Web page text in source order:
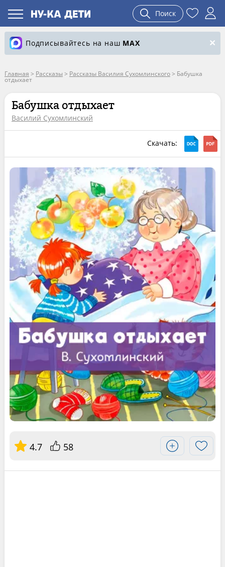
Поиск
Подписывайтесь на наш MAX
Главная > Рассказы > Рассказы Василия Сухомлинского> Бабушка
отдыхает
Бабушка отдыхает
Василий Сухомлинский
Скачать:
4.7 58